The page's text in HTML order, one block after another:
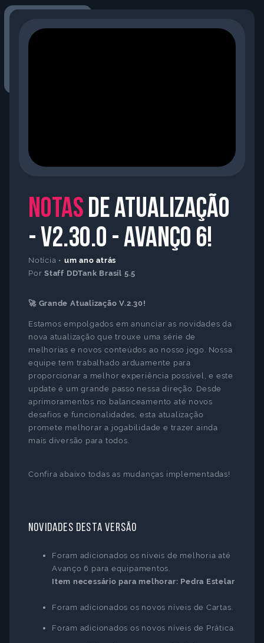
Notas de atualização
- V2.30.o - Avanço 6!
Notícia • um ano atrás
PorStaff DDTank Brasil 5.5
🚀 Grande Atualização V.2.30!
Estamos empolgados em anunciar as novidades da
nova atualização que trouxe uma série de
melhorias e novos conteúdos ao nosso jogo. Nossa
equipe tem trabalhado arduamente para
proporcionar a melhor experiência possível, e este
update é um grande passo nessa direção. Desde
aprimoramentos no balanceamento até novos
desafios e funcionalidades, esta atualização
promete melhorar a jogabilidade e trazer ainda
mais diversão para todos.
Confira abaixo todas as mudanças implementadas!
Novidades desta versão
Foram adicionados os níveis de melhoria até
Avanço 6 para equipamentos.
Item necessário para melhorar: Pedra Estelar
Foram adicionados os novos níveis de Cartas.
Foram adicionados os novos níveis de Prática.